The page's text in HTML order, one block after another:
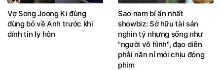
Vợ Song Joong Ki đùng
đùng bỏ về Anh trước khi
dính tin ly hôn
Sao nam bí ẩn nhất
showbiz: Sở hữu tài sản
nghìn tỷ nhưng sống như
"người vô hình", đạo diễn
phải năn nỉ mới chịu đóng
phim